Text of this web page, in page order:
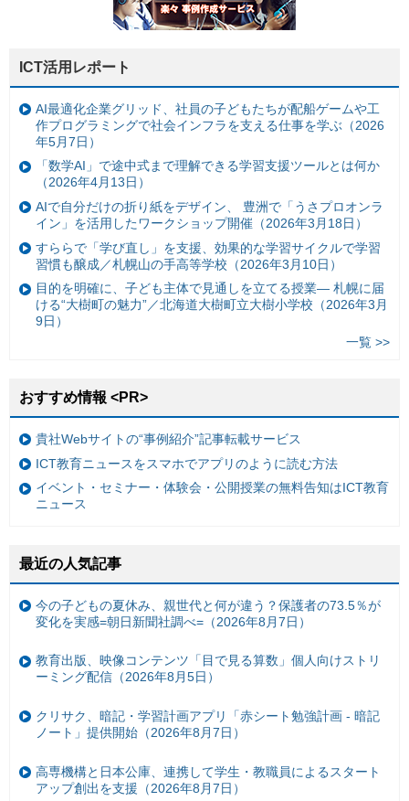
ICT活用レポート
AI最適化企業グリッド、社員の子どもたちが配船ゲームや工
作プログラミングで社会インフラを支える仕事を学ぶ（2026
年5月7日）
「数学AI」で途中式まで理解できる学習支援ツールとは何か
（2026年4月13日）
AIで自分だけの折り紙をデザイン、 豊洲で「うさプロオンラ
イン」を活用したワークショップ開催（2026年3月18日）
すららで「学び直し」を支援、効果的な学習サイクルで学習
習慣も醸成／札幌山の手高等学校（2026年3月10日）
目的を明確に、子ども主体で見通しを立てる授業— 札幌に届
ける“大樹町の魅力”／北海道大樹町立大樹小学校（2026年3月
9日）
一覧 >>
おすすめ情報 <PR>
貴社Webサイトの“事例紹介”記事転載サービス
ICT教育ニュースをスマホでアプリのように読む方法
イベント・セミナー・体験会・公開授業の無料告知はICT教育
ニュース
最近の人気記事
今の子どもの夏休み、親世代と何が違う？保護者の73.5％が
変化を実感=朝日新聞社調べ=（2026年8月7日）
教育出版、映像コンテンツ「目で見る算数」個人向けストリ
ーミング配信（2026年8月5日）
クリサク、暗記・学習計画アプリ「赤シート勉強計画 - 暗記
ノート」提供開始（2026年8月7日）
高専機構と日本公庫、連携して学生・教職員によるスタート
アップ創出を支援（2026年8月7日）